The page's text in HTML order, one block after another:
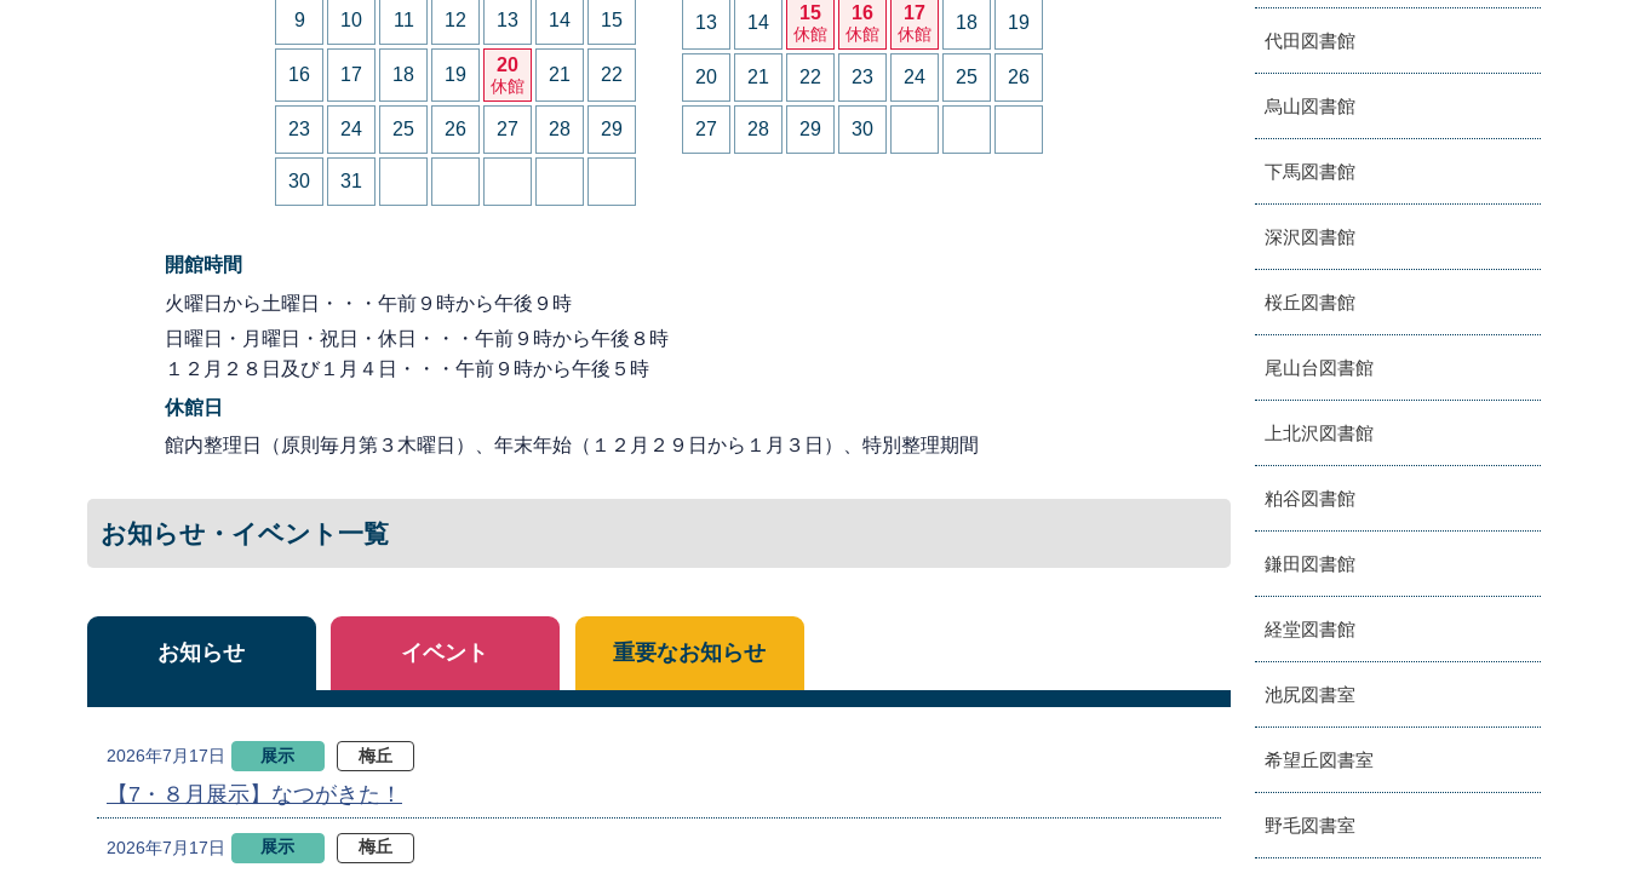
9 10 11 12 13 14 15
16 17 18 19 20
休館
21 22
23 24 25 26 27 28 29
30 31
13 14 15
休館
16
休館
17
休館
18 19
20 21 22 23 24 25 26
27 28 29 30
開館時間
火曜日から土曜日・・・午前９時から午後９時
日曜日・月曜日・祝日・休日・・・午前９時から午後８時
１２月２８日及び１月４日・・・午前９時から午後５時
休館日
館内整理日（原則毎月第３木曜日）、年末年始（１２月２９日から１月３日）、特別整理期間
お知らせ・イベント一覧
お知らせ
2026年7月17日 展示 梅丘
【7・８月展示】なつがきた！
2026年7月17日 展示 梅丘
イベント 重要なお知らせ
代田図書館
烏山図書館
下馬図書館
深沢図書館
桜丘図書館
尾山台図書館
上北沢図書館
粕谷図書館
鎌田図書館
経堂図書館
池尻図書室
希望丘図書室
野毛図書室